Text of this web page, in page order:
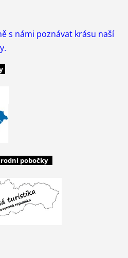
s námi poznávat krásu naší
pobočky